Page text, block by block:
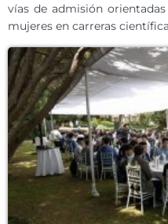
vías de admisión
mujeres en carreras